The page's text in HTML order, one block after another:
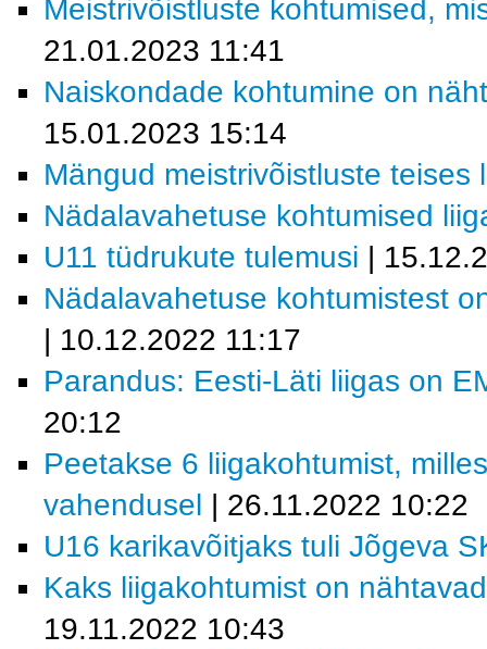
Meistrivõistluste kohtumised,
21.01.2023 11:41
Naiskondade kohtumine on
15.01.2023 15:14
Mängud meistrivõistluste teises
Nädalavahetuse kohtumised
U11 tüdrukute tulemusi |
Nädalavahetuse kohtumistest
| 10.12.2022 11:17
Parandus: Eesti-Läti liigas on
20:12
Peetakse 6 liigakohtumist,
vahendusel | 26.11.2022 10:22
U16 karikavõitjaks tuli Jõgeva
Kaks liigakohtumist on
19.11.2022 10:43